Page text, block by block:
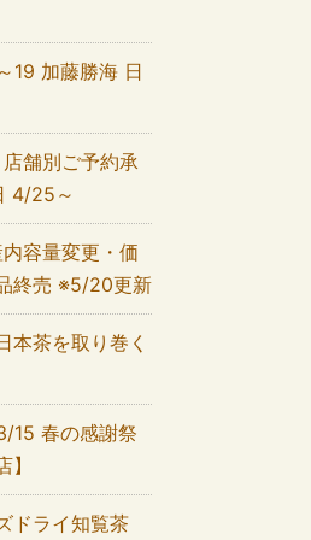
19 加藤勝海 日
舗別ご予約承
4/25～
容量変更・価
終売 ※5/20更新
本茶を取り巻く
15 春の感謝祭
ドライ知覧茶